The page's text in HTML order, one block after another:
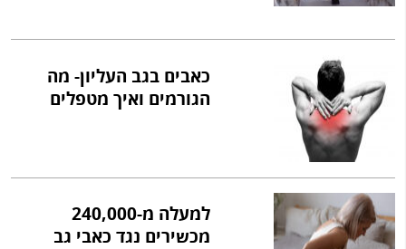
כאבים בגב העליון- מה
הגורמים ואיך מטפלים
למעלה מ-240,000
מכשירים נגד כאבי גב